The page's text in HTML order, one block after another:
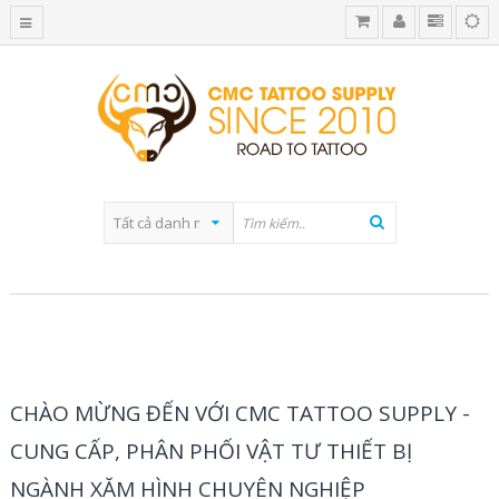
CHÀO MỪNG ĐẾN VỚI CMC TATTOO SUPPLY -
CUNG CẤP, PHÂN PHỐI VẬT TƯ THIẾT BỊ
NGÀNH XĂM HÌNH CHUYÊN NGHIỆP